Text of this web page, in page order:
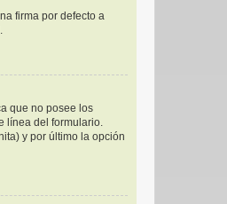
firma por defecto a
que no posee los
línea del formulario.
y por último la opción